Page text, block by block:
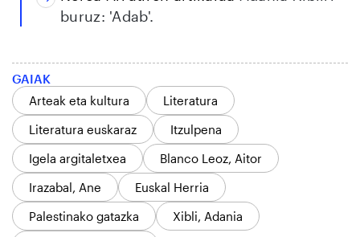
buruz: 'Adab'.
GAIAK
Arteak eta kultura
Literatura
Literatura euskaraz
Itzulpena
Igela argitaletxea
Blanco Leoz, Aitor
Irazabal, Ane
Euskal Herria
Palestinako gatazka
Xibli, Adania